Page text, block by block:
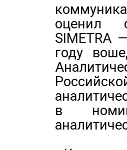
оценил
SIMETRA
году
в